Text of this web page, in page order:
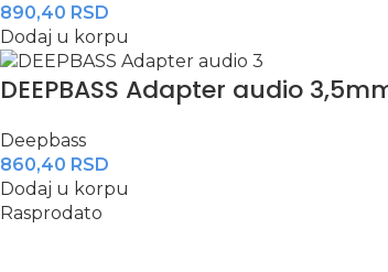
890,40 RSD
Dodaj u korpu
DEEPBASS Adapter audio
Deepbass
860,40 RSD
Dodaj u korpu
Rasprodato